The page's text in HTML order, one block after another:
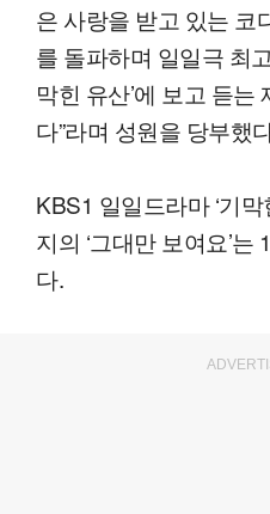
은 사랑을 받고 있는 코
를 돌파하며 일일극 최
막힌 유산’에 보고 듣는
다”라며 성원을 당부했
KBS1 일일드라마 ‘기
지의 ‘그대만 보여요’
다.